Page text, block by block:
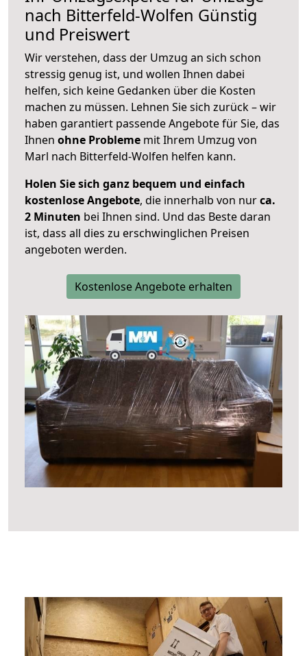
nach Bitterfeld-Wolfen Günstig
und Preiswert
Wir verstehen, dass der Umzug an sich schon
stressig genug ist, und wollen Ihnen dabei
helfen, sich keine Gedanken über die Kosten
machen zu müssen. Lehnen Sie sich zurück – wir
haben garantiert passende Angebote für Sie, das
Ihnen ohne Probleme mit Ihrem Umzug von
Marl nach Bitterfeld-Wolfen helfen kann.
Holen Sie sich ganz bequem und einfach
kostenlose Angebote, die innerhalb von nurca.
2 Minuten bei Ihnen sind. Und das Beste daran
ist, dass all dies zu erschwinglichen Preisen
angeboten werden.
Kostenlose Angebote erhalten